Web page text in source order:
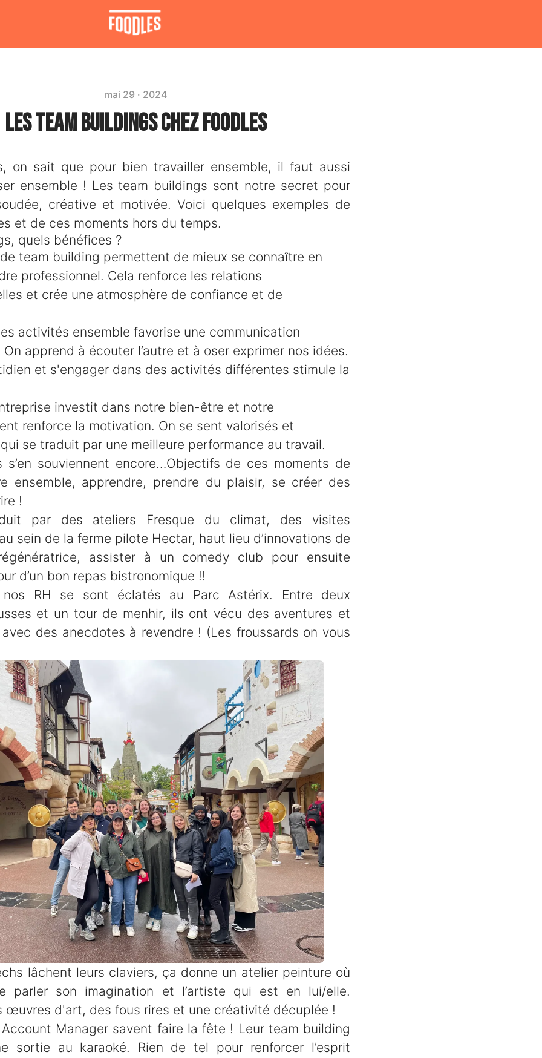
mai 29 · 2024
Les Team Buildings chez Foodles
on sait que pour bien travailler ensemble, il faut aussi
ensemble ! Les team buildings sont notre secret pour
créative et motivée. Voici quelques exemples de
et de ces moments hors du temps.
quels bénéfices ?
team building permettent de mieux se connaître en
professionnel. Cela renforce les relations
et crée une atmosphère de confiance et de
activités ensemble favorise une communication
apprend à écouter l’autre et à oser exprimer nos idées.
et s'engager dans des activités différentes stimule la
investit dans notre bien-être et notre
renforce la motivation. On se sent valorisés et
se traduit par une meilleure performance au travail.
s’en souviennent encore…Objectifs de ces moments de
ensemble, apprendre, prendre du plaisir, se créer des
!
par des ateliers Fresque du climat, des visites
sein de la ferme pilote Hectar, haut lieu d’innovations de
assister à un comedy club pour ensuite
d’un bon repas bistronomique !!
nos RH se sont éclatés au Parc Astérix. Entre deux
et un tour de menhir, ils ont vécu des aventures et
des anecdotes à revendre ! (Les froussards on vous
lâchent leurs claviers, ça donne un atelier peinture où
parler son imagination et l’artiste qui est en lui/elle.
œuvres d'art, des fous rires et une créativité décuplée !
Manager savent faire la fête ! Leur team building
sortie au karaoké. Rien de tel pour renforcer l’esprit